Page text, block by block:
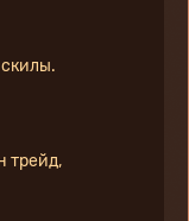
трейд,